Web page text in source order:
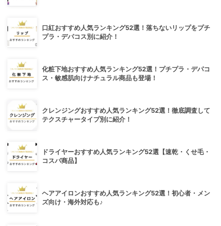
口紅おすすめ人気ランキング52選！落ちないリップをプチ
プラ・デパコス別に紹介！
化粧下地おすすめ人気ランキング52選！プチプラ・デパコ
ス・敏感肌向けナチュラル商品も登場！
クレンジングおすすめ人気ランキング52選！徹底調査して
テクスチャータイプ別に紹介！
ドライヤーおすすめ人気ランキング52選【速乾・くせ毛・
コスパ商品】
ヘアアイロンおすすめ人気ランキング52選！初心者・メン
ズ向け・海外対応も♪